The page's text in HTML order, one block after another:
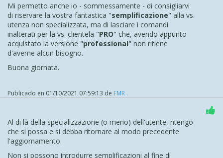
Mi permetto anche io - sommessamente - di consigliarvi
di riservare la vostra fantastica "semplificazione" alla vs.
utenza non specializzata, ma di lasciare i comandi
inalterati per la vs. clientela "PRO" che, avendo appunto
acquistato la versione "professional" non ritiene
d'averne alcun bisogno.
Buona giornata.
Publicado en 01/10/2021 07:59:13 de FMR .
Al di là della specializzazione (o meno) dell'utente, ritengo
che si possa e si debba ritornare al modo precedente
l'aggiornamento.
Non si possono introdurre semplificazioni al fine di